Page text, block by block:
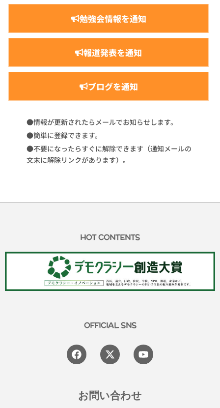
勉強会情報を通知
報道発表を通知
ブログを通知
●情報が更新されたらメールでお知らせします。
●簡単に登録できます。
●不要になったらすぐに解除できます（通知メールの
文末に解除リンクがあります）。
HOT CONTENTS
OFFICIAL SNS
Facebook
X-
twitter
Youtube
お問い合わせ